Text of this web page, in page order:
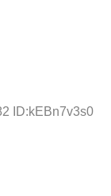
ID:kEBn7v3s0